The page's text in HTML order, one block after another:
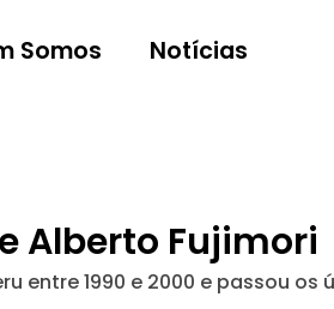
Somos Notícias
Alberto Fujimori
entre 1990 e 2000 e passou os